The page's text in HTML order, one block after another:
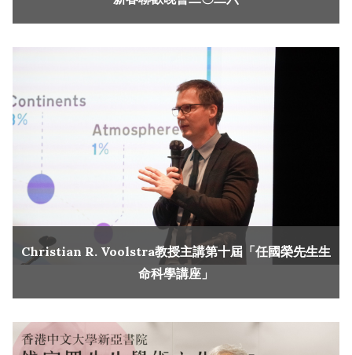
Christian R. Voolstra教授主講第十屆「任國榮先生生
命科學講座」